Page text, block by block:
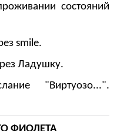
состояний
smile.
Ладушку.
"Виртуозо...".